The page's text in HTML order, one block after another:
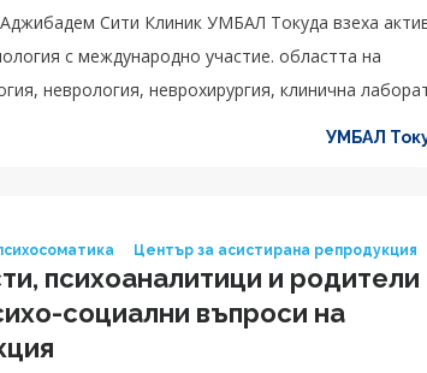
Сити Клиник УМБАЛ Токуда взеха
с международно участие. областта на
неврология, неврохирургия, клинична
УМБАЛ
Център за асистирана репродукция
психоаналитици и родители
социални въпроси на